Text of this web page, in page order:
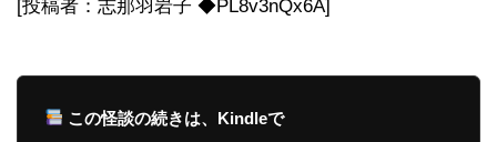
[投稿者：志那羽岩子 ◆PL8v3nQx6A]
この怪談の続きは、Kindleで